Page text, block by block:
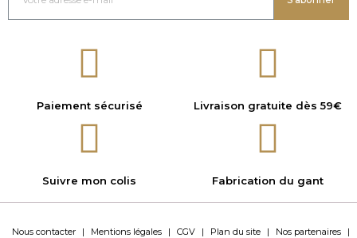
Paiement sécurisé Livraison gratuite dès 59€
Suivre mon colis Fabrication du gant
Nous contacter | Mentions légales | CGV | Plan du site | Nos partenaires |